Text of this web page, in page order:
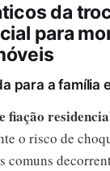
da
para
para a família
fiação
o risco de